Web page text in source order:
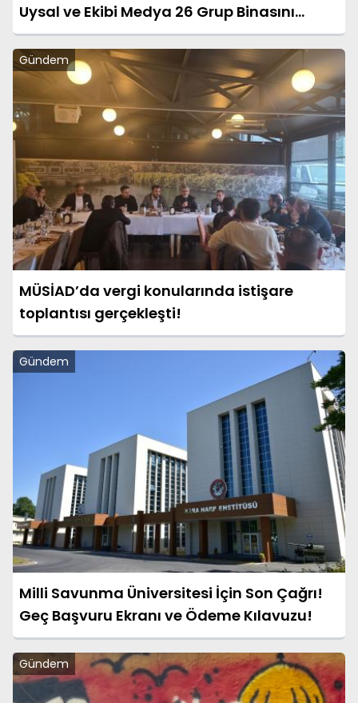
Uysal ve Ekibi Medya 26 Grup Binasını
Gezdi
Gündem
MÜSİAD’da vergi konularında istişare
toplantısı gerçekleşti!
Gündem
Milli Savunma Üniversitesi İçin Son Çağrı!
Geç Başvuru Ekranı ve Ödeme Kılavuzu!
Gündem